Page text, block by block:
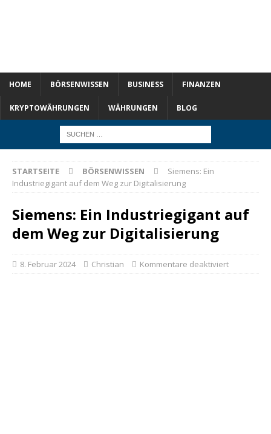
HOME BÖRSENWISSEN BUSINESS FINANZEN
KRYPTOWÄHRUNGEN WÄHRUNGEN BLOG
STARTSEITE BÖRSENWISSEN
Siemens: Ein
Industriegigant auf dem Weg zur Digitalisierung
Siemens: Ein Industriegigant auf
dem Weg zur Digitalisierung
8. Februar 2024 Christian Kommentare deaktiviert